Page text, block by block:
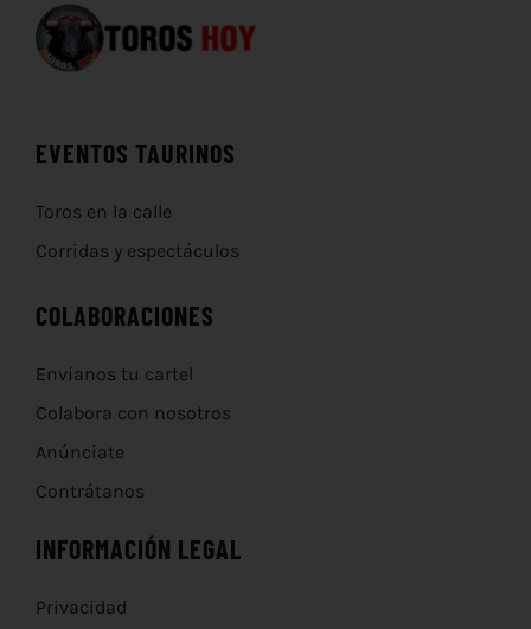
EVENTOS TAURINOS
Toros en la calle
Corridas y espectáculos
COLABORACIONES
Envíanos tu cartel
Colabora con nosotros
Anúnciate
Contrátanos
INFORMACIÓN LEGAL
Privacidad